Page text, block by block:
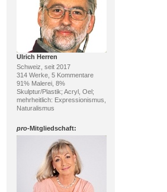
Ulrich Herren
Schweiz, seit 2017
314 Werke, 5 Kommentare
91% Malerei, 8%
Skulptur/Plastik; Acryl, Oel;
mehrheitlich: Expressionismus,
Naturalismus
pro-Mitgliedschaft: